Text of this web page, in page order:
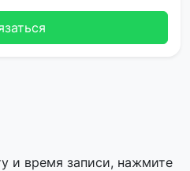
и время записи, нажмите